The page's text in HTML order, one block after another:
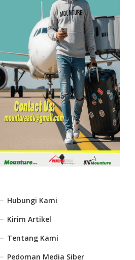
Hubungi Kami
Kirim Artikel
Tentang Kami
Pedoman Media Siber